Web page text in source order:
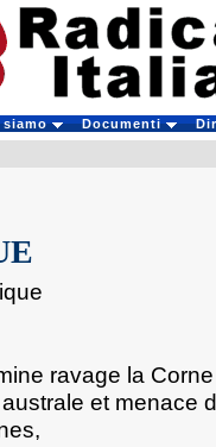
siamo Documenti
ravage la
et menace